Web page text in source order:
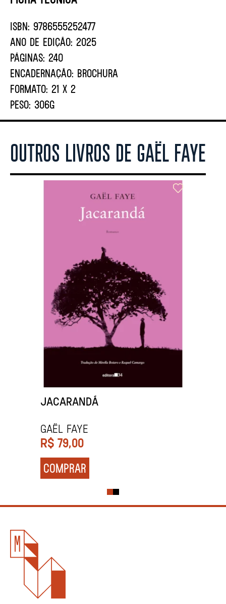
ISBN: 9786555252477
ANO DE EDIÇÃO: 2025
PÁGINAS: 240
ENCADERNAÇÃO: BROCHURA
FORMATO: 21 X 2
PESO: 306G
OUTROS LIVROS DE GAËL FAYE
JACARANDÁ
Gaël Faye
R$ 79,00
COMPRAR